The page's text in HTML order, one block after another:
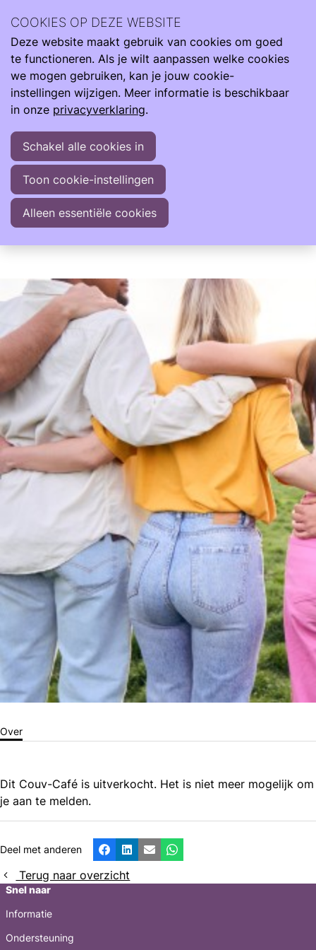
Over Uitverkocht: Next Generation | Couv-Café Amersfoort
za
28
feb
Uitverkocht: Next Generation | Couv-Café
Amersfoort
Heb jij als oud couveusekind behoefte om mensen
met een vergelijkbare start in hun leven te
ontmoeten en je ervaringen te delen? Om
Over
Dit Couv-Café is uitverkocht. Het is niet meer mogelijk om
je aan te melden.
Deel met anderen Facebook
LinkedInE-mailWhatsapp
Terug naar overzicht
Snel naar
Informatie
Ondersteuning
COOKIES OP DEZE WEBSITE
Deze website maakt gebruik van cookies om goed
te functioneren. Als je wilt aanpassen welke cookies
we mogen gebruiken, kan je jouw cookie-
instellingen wijzigen. Meer informatie is beschikbaar
in onze privacyverklaring.
Schakel alle cookies in
Toon cookie-instellingen
Alleen essentiële cookies